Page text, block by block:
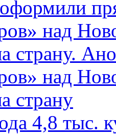
оформили
над
страну.
над
страну
4,8 тыс.